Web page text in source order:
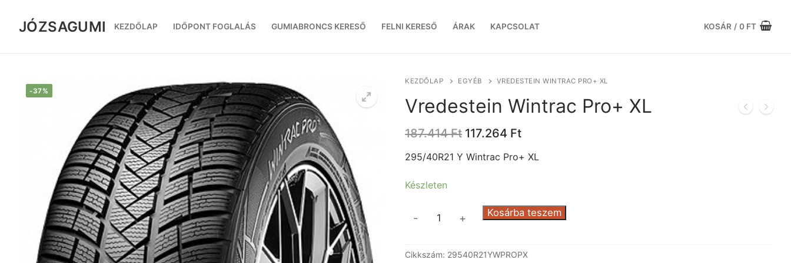
tartalomra
JÓZSAGUMI KEZDŐLAP IDŐPONT FOGLALÁS GUMIABRONCS KERESŐ FELNI KERESŐ ÁRAK KAPCSOLAT KOSÁR / 0 FT
-37%
KEZDŐLAP EGYÉB VREDESTEIN WINTRAC PRO+ XL
Vredestein Wintrac Pro+ XL
187.414Ft Original
was:
117.264 FtCurrent
is:
295/40R21 Y Wintrac Pro+ XL
Készleten
Vredestein
XL
- + Kosárba teszem
Cikkszám: 29540R21YWPROPX